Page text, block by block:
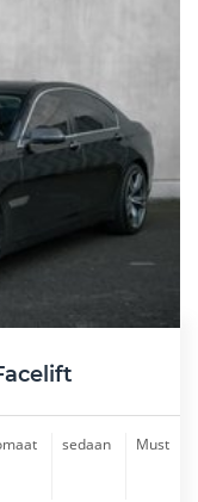
sedaan Must